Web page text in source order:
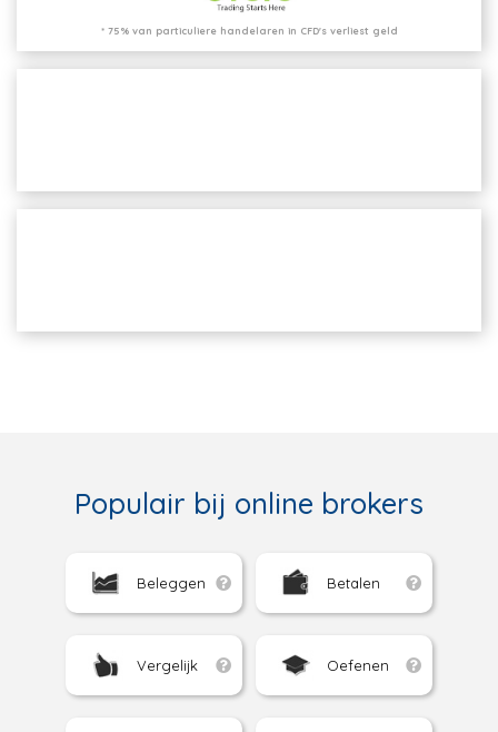
* 75% van particuliere handelaren in CFD's verliest geld
Populair bij online brokers
Beleggen Betalen
Vergelijk Oefenen